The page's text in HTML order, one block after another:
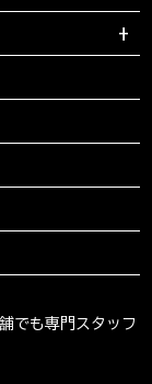
でも専門スタッフ